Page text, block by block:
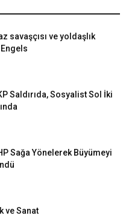
savaşçısı ve yoldaşlık
Saldırıda, Sosyalist Sol İki
Sağa Yönelerek Büyümeyi
ve Sanat